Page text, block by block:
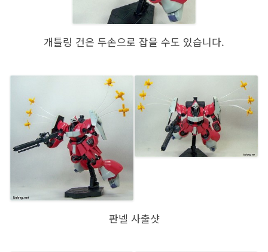
개틀링 건은 두손으로 잡을 수도 있습니다.
판넬 사출샷